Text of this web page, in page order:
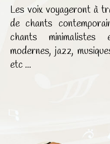
Les voix voyageront à
de chants
chants minimalistes
modernes, jazz,
etc ...